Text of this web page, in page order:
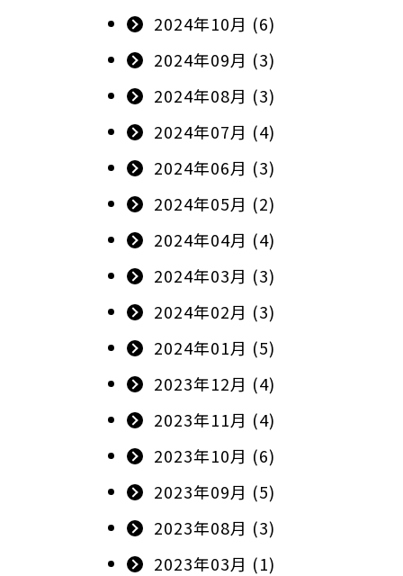
2024年10月 (6)
2024年09月 (3)
2024年08月 (3)
2024年07月 (4)
2024年06月 (3)
2024年05月 (2)
2024年04月 (4)
2024年03月 (3)
2024年02月 (3)
2024年01月 (5)
2023年12月 (4)
2023年11月 (4)
2023年10月 (6)
2023年09月 (5)
2023年08月 (3)
2023年03月 (1)